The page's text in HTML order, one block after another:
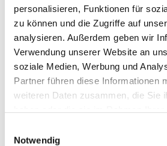
personalisieren, Funktionen für
zu können und die Zugriffe auf
analysieren. Außerdem geben wir
Verwendung unserer Website an
soziale Medien, Werbung und
Partner führen diese Informationen
weiteren Daten zusammen, die Sie
Notwendig
Dienstag, 9. September
15:00 Uhr
Paul-Gerhardt-